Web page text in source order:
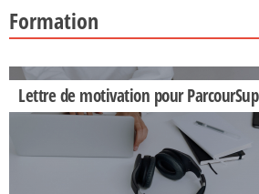
Formation
Lettre de motivation pour ParcourSup